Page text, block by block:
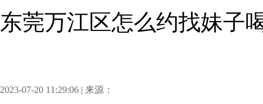
东莞万江区怎么约找妹子
2023-07-20 11:29:06 | 来源：